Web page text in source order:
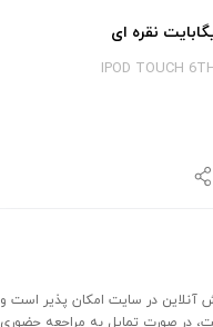
IPOD TOUCH
آنلاین در سایت امکان پذیر است و
در صورت تمایل به مراجعه حضوری